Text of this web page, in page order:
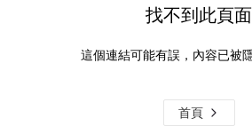
找不到此頁面
這個連結可能有誤，內容已被
首頁